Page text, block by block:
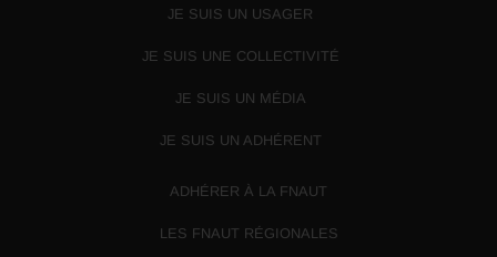
JE SUIS UN USAGER
JE SUIS UNE COLLECTIVITÉ
JE SUIS UN MÉDIA
JE SUIS UN ADHÉRENT
ADHÉRER À LA FNAUT
LES FNAUT RÉGIONALES